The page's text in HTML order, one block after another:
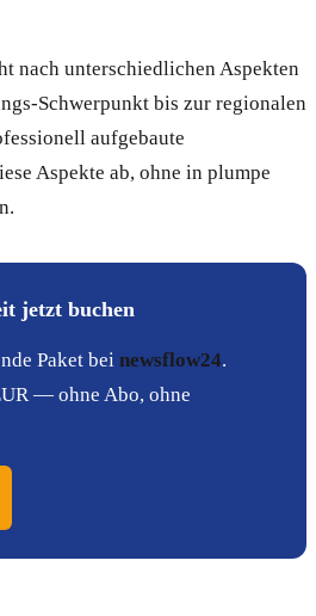
nach unterschiedlichen Aspekten
Schwerpunkt bis zur regionalen
aufgebaute
Aspekte ab, ohne in plumpe
jetzt buchen
Paket bei newsflow24.
— ohne Abo, ohne